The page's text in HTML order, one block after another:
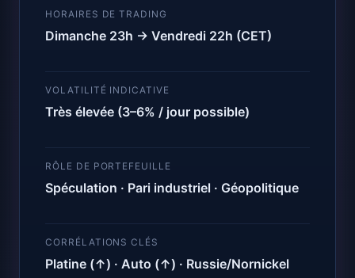
HORAIRES DE TRADING
Dimanche 23h → Vendredi 22h (CET)
VOLATILITÉ INDICATIVE
Très élevée (3–6% / jour possible)
RÔLE DE PORTEFEUILLE
Spéculation · Pari industriel · Géopolitique
CORRÉLATIONS CLÉS
Platine (↑) · Auto (↑) · Russie/Nornickel